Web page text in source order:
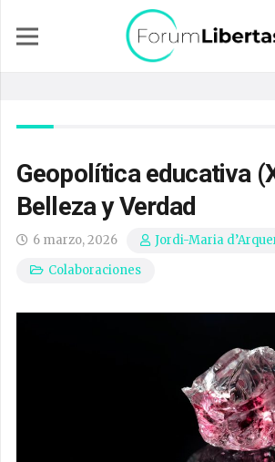
Geopolítica educativa
Belleza y Verdad
6 marzo, 2026
Jordi-Maria
Colaboraciones